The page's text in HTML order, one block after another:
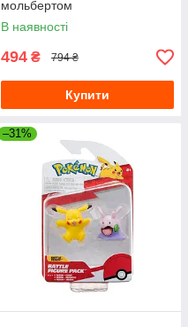
мольбертом
В наявності
494 ₴ 794 ₴
Купити
–31%